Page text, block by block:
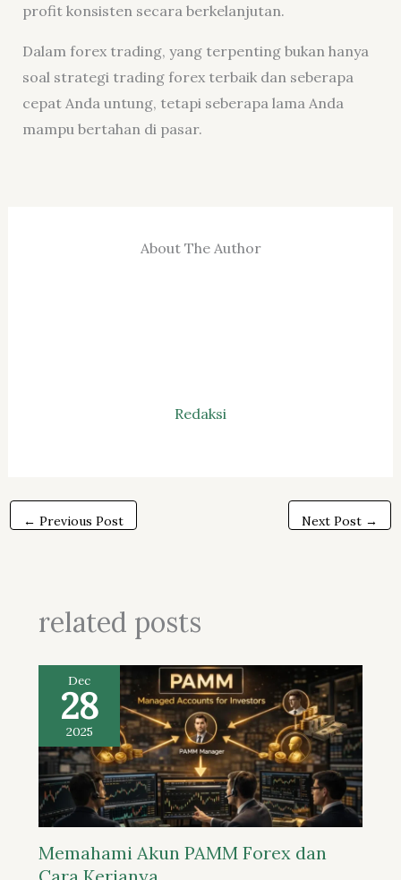
profit konsisten secara berkelanjutan.
Dalam forex trading, yang terpenting bukan hanya
soal strategi trading forex terbaik dan seberapa
cepat Anda untung, tetapi seberapa lama Anda
mampu bertahan di pasar.
About The Author
Redaksi
← Previous Post Next Post →
related posts
Dec
28
2025
Memahami Akun PAMM Forex dan